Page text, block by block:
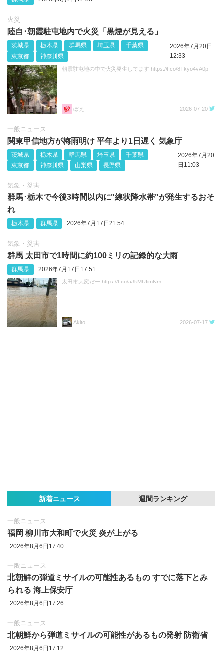
火災
陸自･朝霞駐屯地内で火災「黒煙が見える」
茨城県 栃木県 群馬県 埼玉県
千葉県
東京都
神奈川県
2026年7月20日
12:33
朝霞駐屯地の中で火災発生してます https://t.co/8Tkyo4vA0p
ぼえ 2026-07-20
一般ニュース
関東甲信地方が梅雨明け 平年より1日遅く 気象庁
茨城県 栃木県 群馬県 埼玉県
千葉県
東京都
神奈川県 山梨県 長野県
2026年7月20
日11:03
気象・災害
群馬･栃木で今後3時間以内に"線状降水帯"が発生するおそ
れ
栃木県 群馬県 2026年7月17日21:54
気象・災害
群馬 太田市で1時間に約100ミリの記録的な大雨
群馬県 2026年7月17日17:51
太田市大変だー https://t.co/aJkMUfimNm
Akito 2026-07-17
新着ニュース 週間ランキング
一般ニュース
福岡 柳川市大和町で火災 炎が上がる
2026年8月6日17:40
一般ニュース
北朝鮮の弾道ミサイルの可能性あるもの すでに落下とみ
られる 海上保安庁
2026年8月6日17:26
一般ニュース
北朝鮮から弾道ミサイルの可能性があるもの発射 防衛省
2026年8月6日17:12